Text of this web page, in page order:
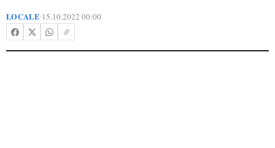
LOCALE•15.10.2022 00:00